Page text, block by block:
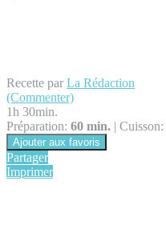
Recette par La Rédaction
(Commenter)
1h 30min.
Préparation: 60 min. | Cuisson:
Ajouter aux favoris
Partager
Imprimer